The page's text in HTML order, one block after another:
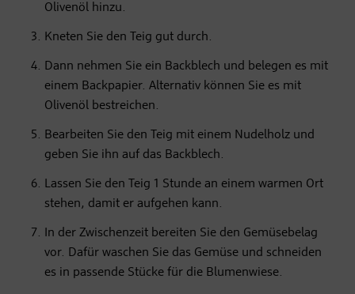
Olivenöl hinzu.
Kneten Sie den Teig gut durch.
Dann nehmen Sie ein Backblech und belegen es mit
einem Backpapier. Alternativ können Sie es mit
Olivenöl bestreichen.
Bearbeiten Sie den Teig mit einem Nudelholz und
geben Sie ihn auf das Backblech.
Lassen Sie den Teig 1 Stunde an einem warmen Ort
stehen, damit er aufgehen kann.
In der Zwischenzeit bereiten Sie den Gemüsebelag
vor. Dafür waschen Sie das Gemüse und schneiden
es in passende Stücke für die Blumenwiese.